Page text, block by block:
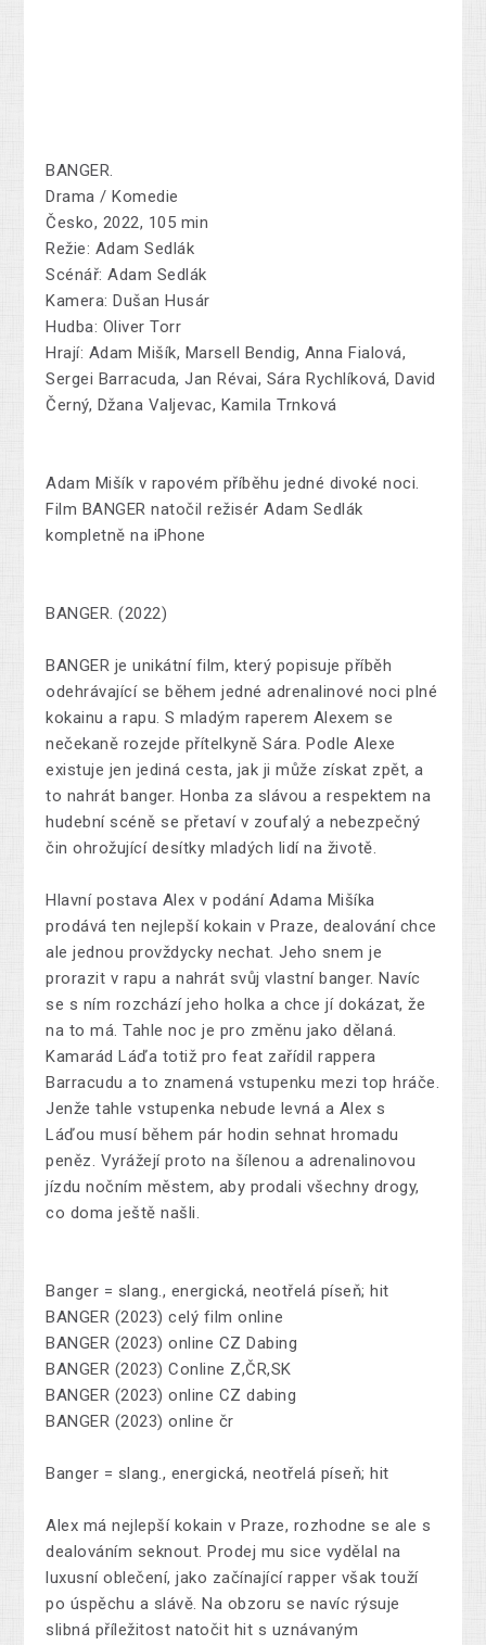
BANGER.
Drama / Komedie
Česko, 2022, 105 min
Režie: Adam Sedlák
Scénář: Adam Sedlák
Kamera: Dušan Husár
Hudba: Oliver Torr
Hrají: Adam Mišík, Marsell Bendig, Anna Fialová,
Sergei Barracuda, Jan Révai, Sára Rychlíková, David
Černý, Džana Valjevac, Kamila Trnková
Adam Mišík v rapovém příběhu jedné divoké noci.
Film BANGER natočil režisér Adam Sedlák
kompletně na iPhone
BANGER. (2022)
BANGER je unikátní film, který popisuje příběh
odehrávající se během jedné adrenalinové noci plné
kokainu a rapu. S mladým raperem Alexem se
nečekaně rozejde přítelkyně Sára. Podle Alexe
existuje jen jediná cesta, jak ji může získat zpět, a
to nahrát banger. Honba za slávou a respektem na
hudební scéně se přetaví v zoufalý a nebezpečný
čin ohrožující desítky mladých lidí na životě.
Hlavní postava Alex v podání Adama Mišíka
prodává ten nejlepší kokain v Praze, dealování chce
ale jednou provždycky nechat. Jeho snem je
prorazit v rapu a nahrát svůj vlastní banger. Navíc
se s ním rozchází jeho holka a chce jí dokázat, že
na to má. Tahle noc je pro změnu jako dělaná.
Kamarád Láďa totiž pro feat zařídil rappera
Barracudu a to znamená vstupenku mezi top hráče.
Jenže tahle vstupenka nebude levná a Alex s
Láďou musí během pár hodin sehnat hromadu
peněz. Vyrážejí proto na šílenou a adrenalinovou
jízdu nočním městem, aby prodali všechny drogy,
co doma ještě našli.
Banger = slang., energická, neotřelá píseň; hit
BANGER (2023) celý film online
BANGER (2023) online CZ Dabing
BANGER (2023) Conline Z,ČR,SK
BANGER (2023) online CZ dabing
BANGER (2023) online čr
Banger = slang., energická, neotřelá píseň; hit
Alex má nejlepší kokain v Praze, rozhodne se ale s
dealováním seknout. Prodej mu sice vydělal na
luxusní oblečení, jako začínající rapper však touží
po úspěchu a slávě. Na obzoru se navíc rýsuje
slibná příležitost natočit hit s uznávaným